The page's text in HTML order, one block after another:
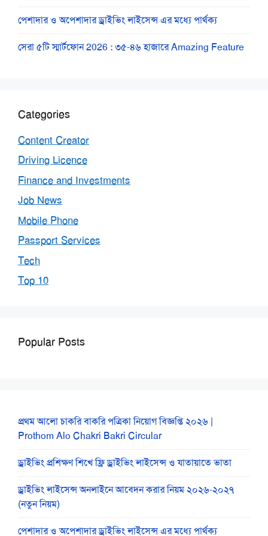
পেশাদার ও অপেশাদার ড্রাইভিং লাইসেন্স এর মধ্যে পার্থক্য
সেরা ৫টি স্মার্টফোন 2026 : ৩৫-৪৬ হাজারে Amazing Feature
Categories
Content Creator
Driving Licence
Finance and Investments
Job News
Mobile Phone
Passport Services
Tech
Top 10
Popular Posts
প্রথম আলো চাকরি বাকরি পত্রিকা নিয়োগ বিজ্ঞপ্তি ২০২৬ |
Prothom Alo Chakri Bakri Circular
ড্রাইভিং প্রশিক্ষণ শিখে ফ্রি ড্রাইভিং লাইসেন্স ও যাতায়াতে ভাতা
ড্রাইভিং লাইসেন্স অনলাইনে আবেদন করার নিয়ম ২০২৬-২০২৭
(নতুন নিয়ম)
পেশাদার ও অপেশাদার ড্রাইভিং লাইসেন্স এর মধ্যে পার্থক্য